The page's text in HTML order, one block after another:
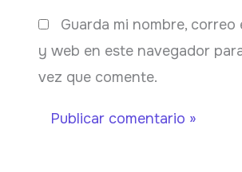
Guarda mi nombre,
y web en este navegador
vez que comente.